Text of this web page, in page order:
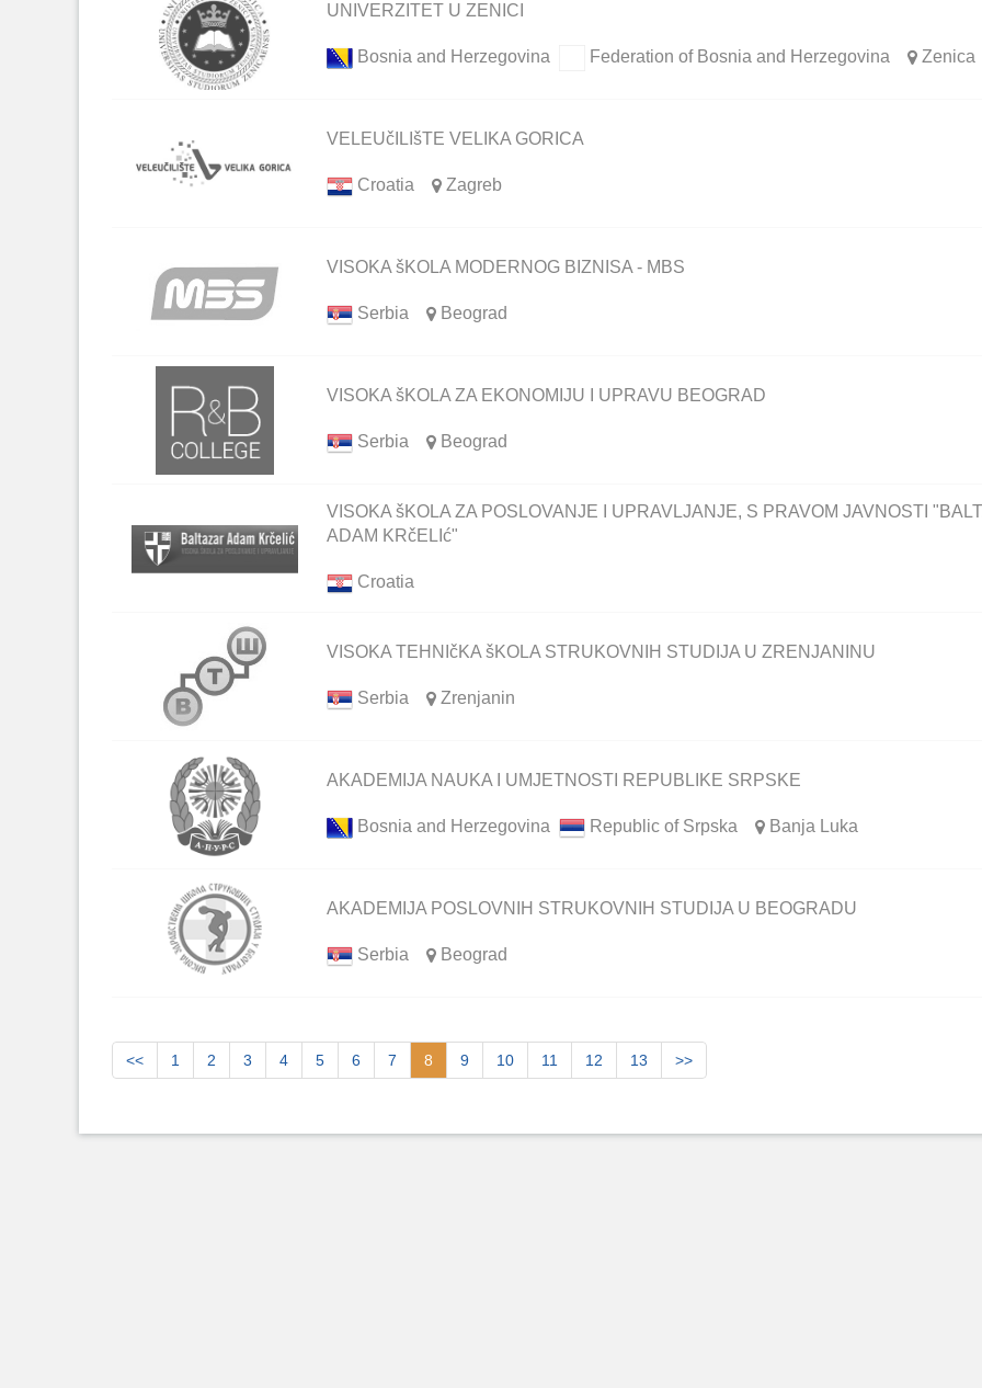
UNIVERZITET U ZENICI
Bosnia and Herzegovina Federation of Bosnia and Herzegovina Zenica
VELEUčILIšTE VELIKA GORICA
Croatia Zagreb
VISOKA šKOLA MODERNOG BIZNISA - MBS
Serbia Beograd
VISOKA šKOLA ZA EKONOMIJU I UPRAVU BEOGRAD
Serbia Beograd
VISOKA šKOLA ZA POSLOVANJE I UPRAVLJANJE, S PRAVOM JAVNOSTI
ADAM KRčELIć"
Croatia
VISOKA TEHNIčKA šKOLA STRUKOVNIH STUDIJA U ZRENJANINU
Serbia Zrenjanin
AKADEMIJA NAUKA I UMJETNOSTI REPUBLIKE SRPSKE
Bosnia and Herzegovina Republic of Srpska Banja Luka
AKADEMIJA POSLOVNIH STRUKOVNIH STUDIJA U BEOGRADU
Serbia Beograd
<< 1 2 3 4 5 6 7 8 9 10 11 12 13 >>